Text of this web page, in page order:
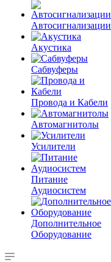
Автосигнализации
Акустика
Сабвуферы
Провода и Кабели
Автомагнитолы
Усилители
Питание
Аудиосистем
Дополнительное
Оборудование